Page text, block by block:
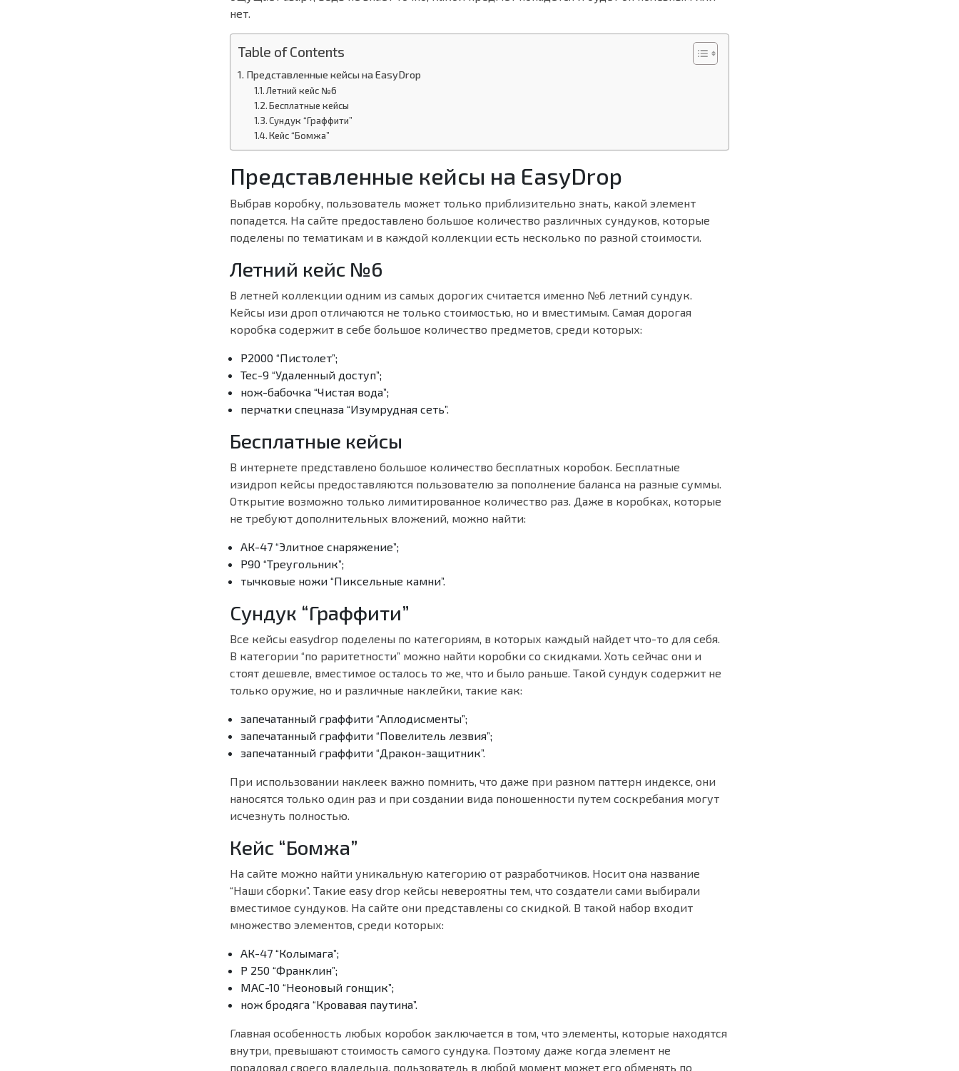
нет.
Table of Contents
Представленные кейсы на EasyDrop
Летний кейс №6
Бесплатные кейсы
Сундук “Граффити”
Кейс “Бомжа”
Представленные кейсы на EasyDrop
Выбрав коробку, пользователь может только приблизительно знать, какой элемент
попадется. На сайте предоставлено большое количество различных сундуков, которые
поделены по тематикам и в каждой коллекции есть несколько по разной стоимости.
Летний кейс №6
В летней коллекции одним из самых дорогих считается именно №6 летний сундук.
Кейсы изи дроп отличаются не только стоимостью, но и вместимым. Самая дорогая
коробка содержит в себе большое количество предметов, среди которых:
Р2000 “Пистолет”;
Тес-9 “Удаленный доступ”;
нож-бабочка “Чистая вода”;
перчатки спецназа “Изумрудная сеть”.
Бесплатные кейсы
В интернете представлено большое количество бесплатных коробок. Бесплатные
изидроп кейсы предоставляются пользователю за пополнение баланса на разные суммы.
Открытие возможно только лимитированное количество раз. Даже в коробках, которые
не требуют дополнительных вложений, можно найти:
АК-47 “Элитное снаряжение”;
Р90 “Треугольник”;
тычковые ножи “Пиксельные камни”.
Сундук “Граффити”
Все кейсы easydrop поделены по категориям, в которых каждый найдет что-то для себя.
В категории “по раритетности” можно найти коробки со скидками. Хоть сейчас они и
стоят дешевле, вместимое осталось то же, что и было раньше. Такой сундук содержит не
только оружие, но и различные наклейки, такие как:
запечатанный граффити “Аплодисменты”;
запечатанный граффити “Повелитель лезвия”;
запечатанный граффити “Дракон-защитник”.
При использовании наклеек важно помнить, что даже при разном паттерн индексе, они
наносятся только один раз и при создании вида поношенности путем соскребания могут
исчезнуть полностью.
Кейс “Бомжа”
На сайте можно найти уникальную категорию от разработчиков. Носит она название
“Наши сборки”. Такие easy drop кейсы невероятны тем, что создатели сами выбирали
вместимое сундуков. На сайте они представлены со скидкой. В такой набор входит
множество элементов, среди которых:
АК-47 “Колымага”;
Р 250 “Франклин”;
МАС-10 “Неоновый гонщик”;
нож бродяга “Кровавая паутина”.
Главная особенность любых коробок заключается в том, что элементы, которые находятся
внутри, превышают стоимость самого сундука. Поэтому даже когда элемент не
порадовал своего владельца, пользователь в любой момент может его обменять по